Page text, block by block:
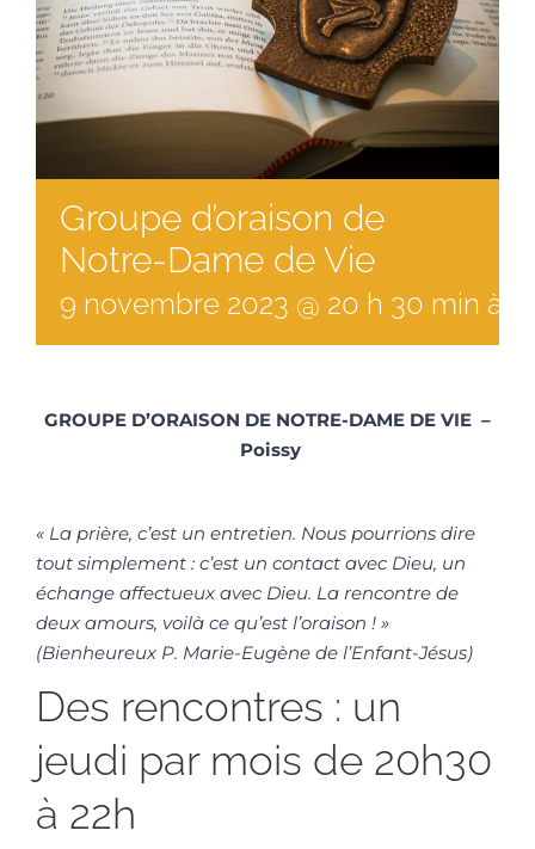
Groupe d’oraison de
Notre-Dame de Vie
9 novembre 2023 @ 20 h 30 min à
GROUPE D’ORAISON DE NOTRE-DAME DE VIE –
Poissy
« La prière, c’est un entretien. Nous pourrions dire
tout simplement : c’est un contact avec Dieu, un
échange affectueux avec Dieu. La rencontre de
deux amours, voilà ce qu’est l’oraison ! »
(Bienheureux P. Marie-Eugène de l’Enfant-Jésus)
Des rencontres : un
jeudi par mois de 20h30
à 22h